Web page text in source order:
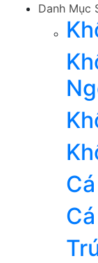
Danh Mục